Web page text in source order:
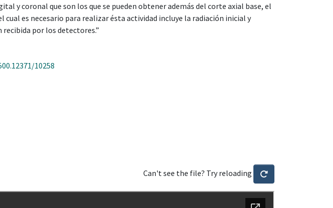
y coronal que son los que se pueden obtener además del corte axial base, el
es necesario para realizar ésta actividad incluye la radiación inicial y
por los detectores.”
10258
Can't see the file? Try reloading